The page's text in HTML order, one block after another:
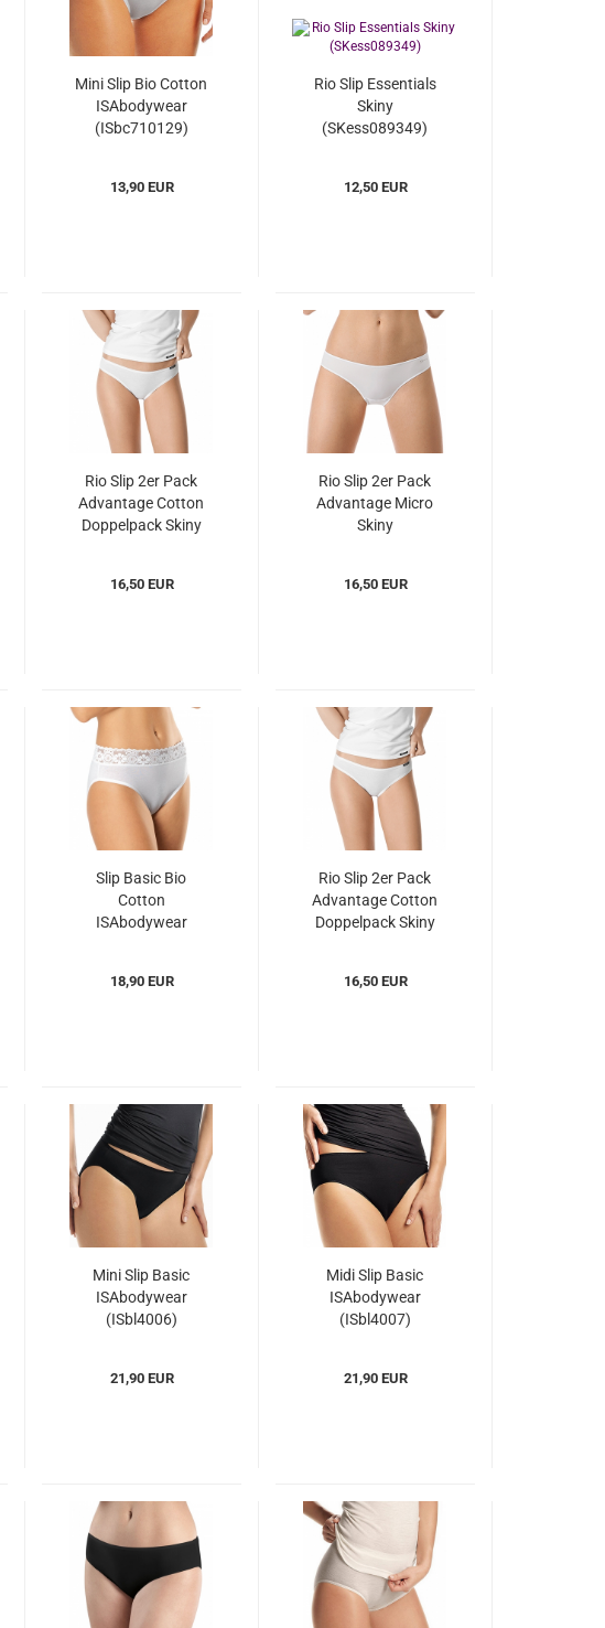
Mini Slip Bio Cotton
ISAbodywear
(ISbc710129)
13,90 EUR
Rio Slip Essentials
Skiny
(SKess089349)
12,50 EUR
Rio Slip 2er Pack
Advantage Cotton
Doppelpack Skiny
16,50 EUR
Rio Slip 2er Pack
Advantage Micro
Skiny
16,50 EUR
Slip Basic Bio
Cotton
ISAbodywear
18,90 EUR
Rio Slip 2er Pack
Advantage Cotton
Doppelpack Skiny
16,50 EUR
Mini Slip Basic
ISAbodywear
(ISbl4006)
21,90 EUR
Midi Slip Basic
ISAbodywear
(ISbl4007)
21,90 EUR